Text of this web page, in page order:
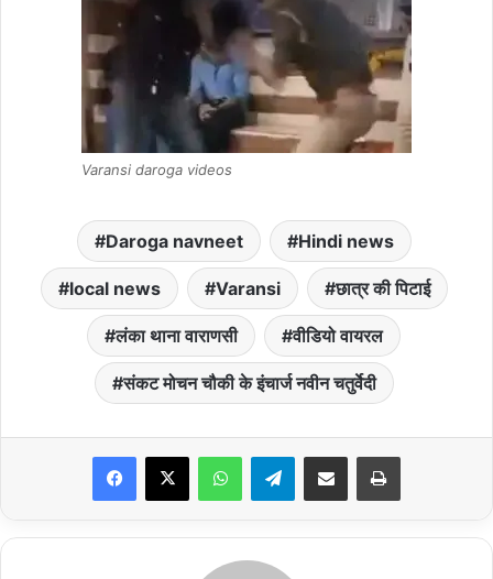
Varansi daroga videos
Daroga navneet Hindi news
local news Varansi छात्र की पिटाई
लंका थाना वाराणसी वीडियो वायरल
संकट मोचन चौकी के इंचार्ज नवीन चतुर्वेदी
Facebook
X WhatsAppTelegramShare via Email Print